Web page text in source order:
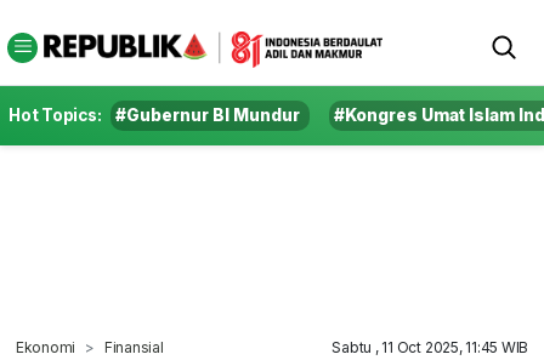
Hot Topics: #Gubernur BI Mundur #Kongres Umat Islam
Ekonomi Finansial Sabtu , 11 Oct 2025, 11:45 WIB